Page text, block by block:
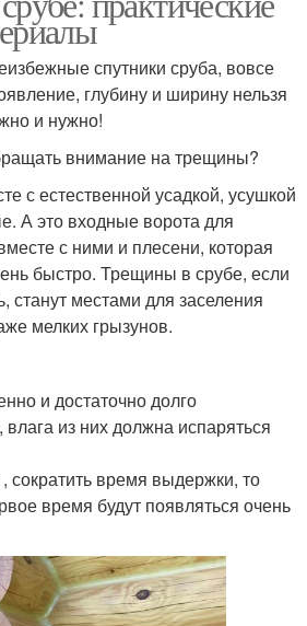
спутники сруба, вовсе
глубину и ширину нельзя
и нужно!
внимание на трещины?
с естественной усадкой, усушкой
А это входные ворота для
с ними и плесени, которая
быстро. Трещины в срубе, если
станут местами для заселения
мелких грызунов.
и достаточно долго
из них должна испаряться
сократить время выдержки, то
время будут появляться очень